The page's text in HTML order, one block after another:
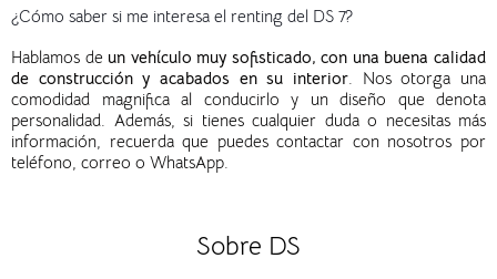
¿Cómo saber si me interesa el renting del DS 7?
Hablamos de un vehículo muy sofisticado, con una buena calidad
de construcción y acabados en su interior . Nos otorga una
comodidad magnifica al conducirlo y un diseño que denota
personalidad. Además, si tienes cualquier duda o necesitas más
información, recuerda que puedes contactar con nosotros por
teléfono, correo o WhatsApp.
Sobre DS